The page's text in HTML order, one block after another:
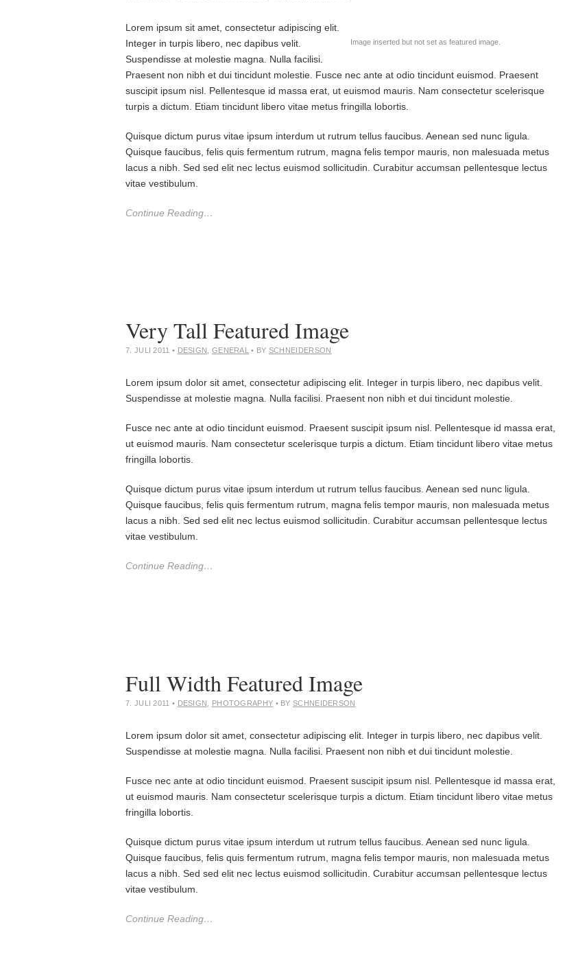
Image inserted but not set as featured image.
Lorem ipsum sit amet, consectetur adipiscing elit.
Integer in turpis libero, nec dapibus velit.
Suspendisse at molestie magna. Nulla facilisi.
Praesent non nibh et dui tincidunt molestie. Fusce nec ante at odio tincidunt euismod. Praesent
suscipit ipsum nisl. Pellentesque id massa erat, ut euismod mauris. Nam consectetur scelerisque
turpis a dictum. Etiam tincidunt libero vitae metus fringilla lobortis.
Quisque dictum purus vitae ipsum interdum ut rutrum tellus faucibus. Aenean sed nunc ligula.
Quisque faucibus, felis quis fermentum rutrum, magna felis tempor mauris, non malesuada metus
lacus a nibh. Sed sed elit nec lectus euismod sollicitudin. Curabitur accumsan pellentesque lectus
vitae vestibulum.
Continue Reading…
Very Tall Featured Image
7. JULI 2011 • DESIGN GENERAL • BY SCHNEIDERSON
Lorem ipsum dolor sit amet, consectetur adipiscing elit. Integer in turpis libero, nec dapibus velit.
Suspendisse at molestie magna. Nulla facilisi. Praesent non nibh et dui tincidunt molestie.
Fusce nec ante at odio tincidunt euismod. Praesent suscipit ipsum nisl. Pellentesque id massa erat,
ut euismod mauris. Nam consectetur scelerisque turpis a dictum. Etiam tincidunt libero vitae metus
fringilla lobortis.
Quisque dictum purus vitae ipsum interdum ut rutrum tellus faucibus. Aenean sed nunc ligula.
Quisque faucibus, felis quis fermentum rutrum, magna felis tempor mauris, non malesuada metus
lacus a nibh. Sed sed elit nec lectus euismod sollicitudin. Curabitur accumsan pellentesque lectus
vitae vestibulum.
Continue Reading…
Full Width Featured Image
7. JULI 2011 • DESIGN PHOTOGRAPHY • BYSCHNEIDERSON
Lorem ipsum dolor sit amet, consectetur adipiscing elit. Integer in turpis libero, nec dapibus velit.
Suspendisse at molestie magna. Nulla facilisi. Praesent non nibh et dui tincidunt molestie.
Fusce nec ante at odio tincidunt euismod. Praesent suscipit ipsum nisl. Pellentesque id massa erat,
ut euismod mauris. Nam consectetur scelerisque turpis a dictum. Etiam tincidunt libero vitae metus
fringilla lobortis.
Quisque dictum purus vitae ipsum interdum ut rutrum tellus faucibus. Aenean sed nunc ligula.
Quisque faucibus, felis quis fermentum rutrum, magna felis tempor mauris, non malesuada metus
lacus a nibh. Sed sed elit nec lectus euismod sollicitudin. Curabitur accumsan pellentesque lectus
vitae vestibulum.
Continue Reading…